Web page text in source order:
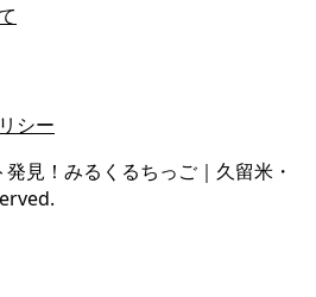
シー
発見！みるくるちっご｜久留米・